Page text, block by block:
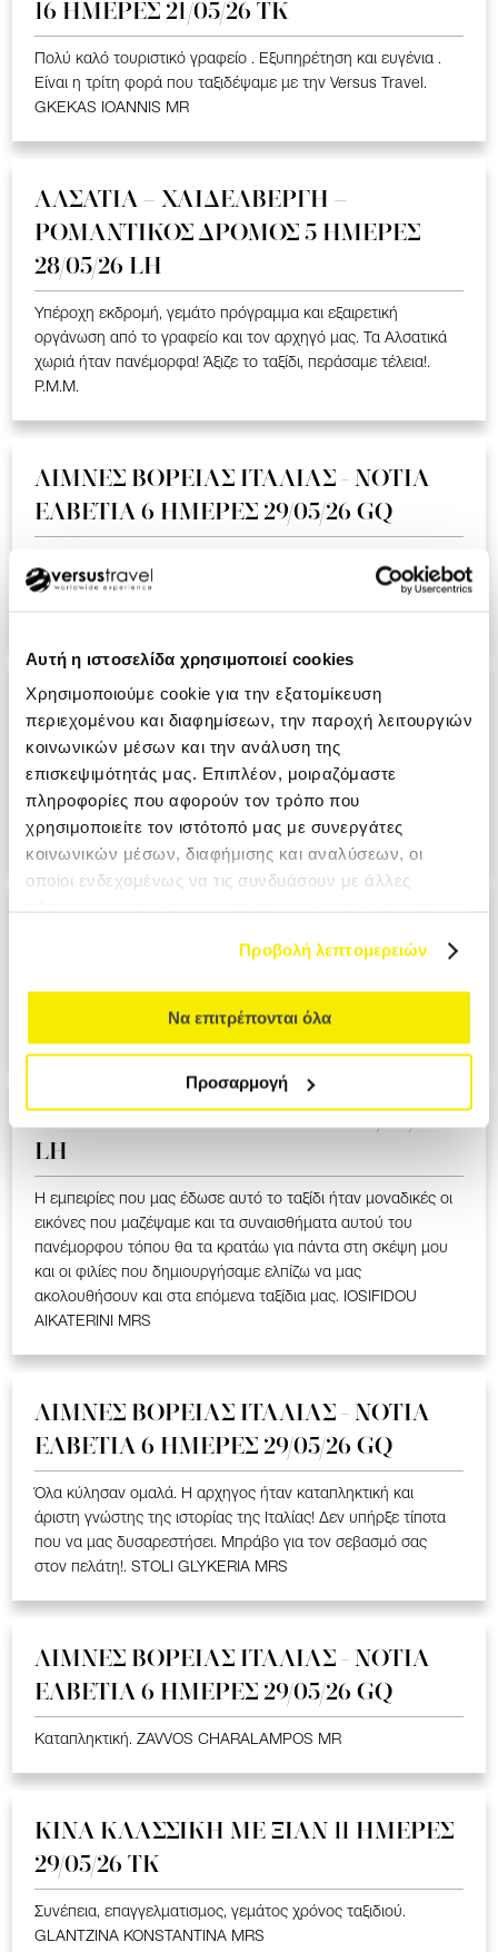
Αυτή η ιστοσελίδα χρησιμοποιεί cookies
Χρησιμοποιούμε cookie για την εξατομίκευση
περιεχομένου και διαφημίσεων, την παροχή λειτουργιών
κοινωνικών μέσων και την ανάλυση της
επισκεψιμότητάς μας. Επιπλέον, μοιραζόμαστε
πληροφορίες που αφορούν τον τρόπο που
χρησιμοποιείτε τον ιστότοπό μας με συνεργάτες
κοινωνικών μέσων, διαφήμισης και αναλύσεων, οι
οποίοι ενδεχομένως να τις συνδυάσουν με άλλες
Προβολή λεπτομερειών
Να επιτρέπονται όλα
Προσαρμογή
16 ΗΜΕΡΕΣ 21/05/26 TK
Πολύ καλό τουριστικό γραφείο . Εξυπηρέτηση και ευγένια .
Είναι η τρίτη φορά που ταξιδέψαμε με την Versus Travel.
GKEKAS IOANNIS MR
ΑΛΣΑΤΙΑ – ΧΑΙΔΕΛΒΕΡΓΗ –
ΡΟΜΑΝΤΙΚΟΣ ΔΡΟΜΟΣ 5 ΗΜΕΡΕΣ
28/05/26 LH
Υπέροχη εκδρομή, γεμάτο πρόγραμμα και εξαιρετική
οργάνωση από το γραφείο και τον αρχηγό μας. Τα Αλσατικά
χωριά ήταν πανέμορφα! Άξιζε το ταξίδι, περάσαμε τέλεια!.
P.M.M.
ΛΙΜΝΕΣ ΒΟΡΕΙΑΣ ΙΤΑΛΙΑΣ - ΝΟΤΙΑ
ΕΛΒΕΤΙΑ 6 ΗΜΕΡΕΣ 29/05/26 GQ
σας και ημαστε πολυ ευχαριστημενοι απο την εμπειρια!!!.
ΑΝΔΑΛΟΥΣΙΑ - ΓΙΒΡΑΛΤΑΡ 9 ΗΜΕΡΕΣ
28/05/26 A3
Ο επαγγελματισμος σε ολο το μεγαλειο του. Σιγουρα θα το
προτιμησουμε στο επομενο ταξιδι μας. PANAGIOTOPOULOU
ATHANASIA MRS
ΗΜΕΡΕΣ 29/05/26 ΑΖ
ΕΛΛΗΝΟΦΩΝΑ ΧΩΡΙΑ. LOIZOU ATHASOULA MRS
ΚΙΝΑ KΛΑΣΣΙΚΗ 9 ΗΜΕΡΕΣ 28/05/26
LH
Η εμπειρίες που μας έδωσε αυτό το ταξίδι ήταν μοναδικές οι
εικόνες που μαζέψαμε και τα συναισθήματα αυτού του
πανέμορφου τόπου θα τα κρατάω για πάντα στη σκέψη μου
και οι φιλίες που δημιουργήσαμε ελπίζω να μας
ακολουθήσουν και στα επόμενα ταξίδια μας. IOSIFIDOU
AIKATERINI MRS
ΛΙΜΝΕΣ ΒΟΡΕΙΑΣ ΙΤΑΛΙΑΣ - ΝΟΤΙΑ
ΕΛΒΕΤΙΑ 6 ΗΜΕΡΕΣ 29/05/26 GQ
Όλα κύλησαν ομαλά. Η αρχηγος ήταν καταπληκτική και
άριστη γνώστης της ιστορίας της Ιταλίας! Δεν υπήρξε τίποτα
που να μας δυσαρεστήσει. Μπράβο για τον σεβασμό σας
στον πελάτη!. STOLI GLYKERIA MRS
ΛΙΜΝΕΣ ΒΟΡΕΙΑΣ ΙΤΑΛΙΑΣ - ΝΟΤΙΑ
ΕΛΒΕΤΙΑ 6 ΗΜΕΡΕΣ 29/05/26 GQ
Καταπληκτική. ZAVVOS CHARALAMPOS MR
ΚΙΝΑ KΛΑΣΣΙΚΗ ME ΞΙΑΝ 11 ΗΜΕΡΕΣ
29/05/26 ΤΚ
Συνέπεια, επαγγελματισμος, γεμάτος χρόνος ταξιδιού.
GLANTZINA KONSTANTINA MRS